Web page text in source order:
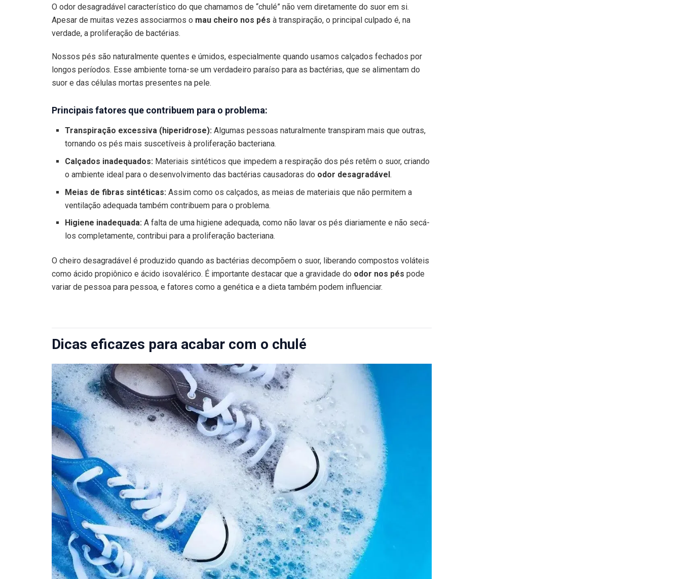
O odor desagradável característico do que chamamos de “chulé” não vem diretamente do suor em si.
Apesar de muitas vezes associarmos o mau cheiro nos pés à transpiração, o principal culpado é, na
verdade, a proliferação de bactérias.
Nossos pés são naturalmente quentes e úmidos, especialmente quando usamos calçados fechados por
longos períodos. Esse ambiente torna-se um verdadeiro paraíso para as bactérias, que se alimentam do
suor e das células mortas presentes na pele.
Principais fatores que contribuem para o problema:
Transpiração excessiva (hiperidrose):Algumas pessoas naturalmente transpiram mais que outras,
tornando os pés mais suscetíveis à proliferação bacteriana.
Calçados inadequados: Materiais sintéticos que impedem a respiração dos pés retêm o suor, criando
o ambiente ideal para o desenvolvimento das bactérias causadoras do odor desagradável.
Meias de fibras sintéticas: Assim como os calçados, as meias de materiais que não permitem a
ventilação adequada também contribuem para o problema.
Higiene inadequada:A falta de uma higiene adequada, como não lavar os pés diariamente e não secá-
los completamente, contribui para a proliferação bacteriana.
O cheiro desagradável é produzido quando as bactérias decompõem o suor, liberando compostos voláteis
como ácido propiônico e ácido isovalérico. É importante destacar que a gravidade do odor nos pés pode
variar de pessoa para pessoa, e fatores como a genética e a dieta também podem influenciar.
Dicas eficazes para acabar com o chulé